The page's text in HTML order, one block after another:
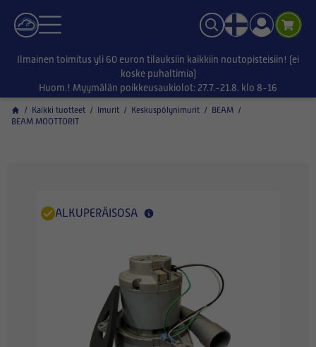
Ilmainen toimitus yli 60 euron tilauksiin kaikkiin noutopisteisiin! (ei
koske puhaltimia)
Huom.! Myymälän poikkeusaukiolot: 27.7.-21.8. klo 8-16
/ Kaikki tuotteet / Imurit / Keskuspölynimurit / BEAM /
BEAM MOOTTORIT
ALKUPERÄISOSA